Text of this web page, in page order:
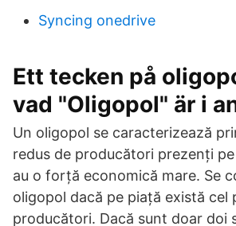
Syncing onedrive
Ett tecken på
vad "Oligopol" är i
Un oligopol se caracterizează
redus de producători prezenți
au o forță economică mare. Se
oligopol dacă pe piață există cel
producători. Dacă sunt doar doi